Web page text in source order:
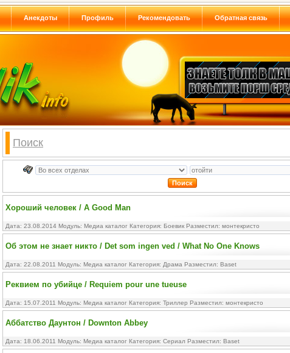
Анекдоты Профиль Рекомендовать Обратная связь
Поиск
Хороший человек / A Good Man
Дата: 23.08.2014 Модуль: Медиа каталог Категория: Боевик Разместил: монтекристо
Об этом не знает никто / Det som ingen ved / What No One Knows
Дата: 22.08.2011 Модуль: Медиа каталог Категория: Драма Разместил: Baset
Реквием по убийце / Requiem pour une tueuse
Дата: 15.07.2011 Модуль: Медиа каталог Категория: Триллер Разместил: монтекристо
Аббатство Даунтон / Downton Abbey
Дата: 18.06.2011 Модуль: Медиа каталог Категория: Сериал Разместил: Baset